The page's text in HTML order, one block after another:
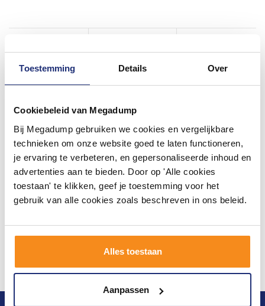
Toestemming Details Over
Cookiebeleid van Megadump
Bij Megadump gebruiken we cookies en vergelijkbare
technieken om onze website goed te laten functioneren,
je ervaring te verbeteren, en gepersonaliseerde inhoud en
advertenties aan te bieden. Door op 'Alle cookies
toestaan' te klikken, geef je toestemming voor het
gebruik van alle cookies zoals beschreven in ons beleid.
Alles toestaan
Aanpassen